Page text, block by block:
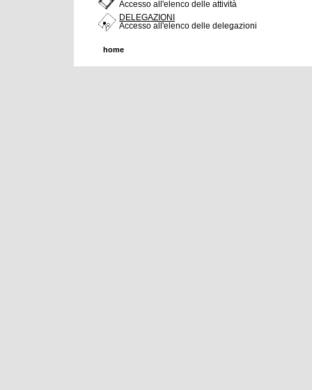
Accesso all'elenco delle attività
DELEGAZIONI
Accesso all'elenco delle delegazioni
home